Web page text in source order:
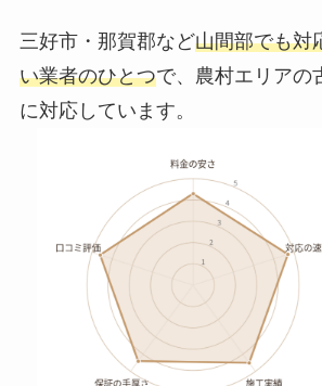
三好市・那賀郡など山間部でも対
い業者のひとつで、農村エリアの
に対応しています。